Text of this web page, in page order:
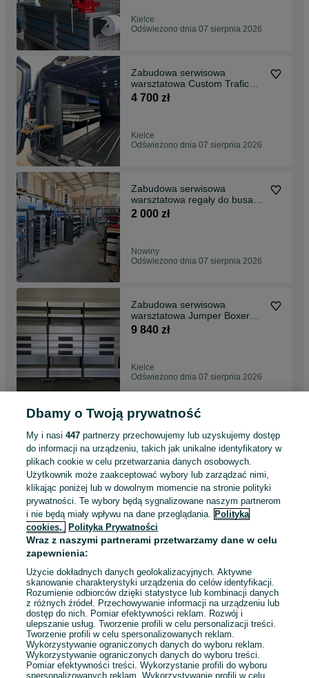
Kielce
Odświeżono dnia 07 sierpnia 2026
Zabudowa serwisowa
warsztatowa Custom Trafic
Vito
4 700 zł
Kielce
Odświeżono dnia 07 sierpnia 2026
Zabudowa serwisowa
warsztatowa regały do busa
największy wybór montaż!
2 000 zł
Nowiny
Odświeżono dnia 07 sierpnia 2026
Zabudowa serwisowa
warsztatowa Jumper Boxer
Ducato
9 840 zł
Kielce
Odświeżono dnia 07 sierpnia 2026
Podłoga obicia boczne
Berlingo Partner Combo
Proace City
650 zł
Kielce
06 sierpnia 2026
Zabudowa serwisowa
warsztatowa Ducato Jumper
Kielce
Odświeżono dnia 06 sierpnia 2026
1 2 3 ... 9
Dbamy o Twoją prywatność
My i nasi447 partnerzy przechowujemy lub uzyskujemy dostęp
do informacji na urządzeniu, takich jak unikalne identyfikatory w
plikach cookie w celu przetwarzania danych osobowych.
Użytkownik może zaakceptować wybory lub zarządzać nimi,
klikając poniżej lub w dowolnym momencie na stronie polityki
prywatności. Te wybory będą sygnalizowane naszym partnerom
i nie będą miały wpływu na dane przeglądania. Polityka
cookies,
Polityka Prywatności
Wraz z naszymi partnerami przetwarzamy dane w celu
zapewnienia:
Użycie dokładnych danych geolokalizacyjnych. Aktywne
skanowanie charakterystyki urządzenia do celów identyfikacji.
Rozumienie odbiorców dzięki statystyce lub kombinacji danych
z różnych źródeł. Przechowywanie informacji na urządzeniu lub
dostęp do nich. Pomiar efektywności reklam. Rozwój i
ulepszanie usług. Tworzenie profili w celu personalizacji treści.
Tworzenie profili w celu spersonalizowanych reklam.
Wykorzystywanie ograniczonych danych do wyboru reklam.
Wykorzystywanie ograniczonych danych do wyboru treści.
Pomiar efektywności treści. Wykorzystanie profili do wyboru
spersonalizowanych reklam. Wykorzystywanie profili w celu